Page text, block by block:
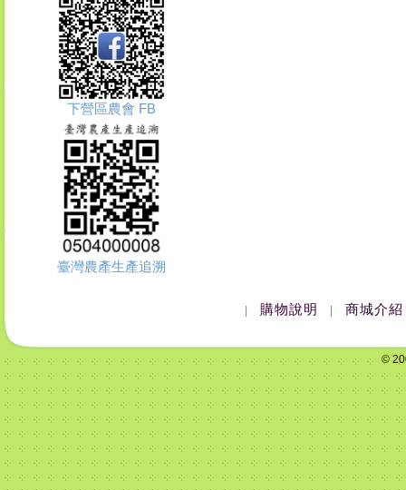
下營區農會 FB
臺灣農產生產追溯
購物說明 商城介紹
©